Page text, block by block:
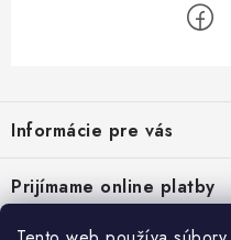
p
ä
t
Informácie pre vás
Prijímame online platby